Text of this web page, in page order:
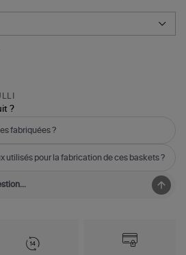
?
fabriquées ?
utilisés pour la fabrication de ces baskets ?